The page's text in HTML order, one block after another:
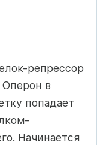
репрессор
Оперон в
попадает
Начинается